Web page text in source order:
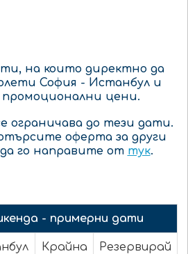
на които директно да
София - Истанбул и
цени.
ограничава до тези дати.
оферта за други
го направите от тук.
- примерни дати
Крайна
Резервирай